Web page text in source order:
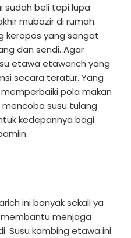
sudah beli tapi lupa
mubazir di rumah.
keropos yang sangat
dan sendi. Agar
etawa etawarich yang
secara teratur. Yang
pola makan
mencoba susu tulang
kedepannya bagi
ini banyak sekali ya
menjaga
Susu kambing etawa ini